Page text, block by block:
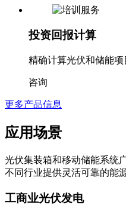
投资回报计算
精确计算光伏和储能项
咨询
更多产品信息
应用场景
光伏集装箱和移动储能系统
不同行业提供灵活可靠的能
工商业光伏发电